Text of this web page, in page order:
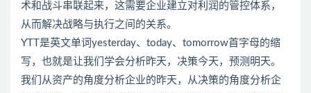
术和战斗串联起来，这需要企业建立对利润的管控体系，
从而解决战略与执行之间的关系。
YTT是英文单词yesterday、today、tomorrow首字母的缩
写，也就是让我们学会分析昨天，决策今天，预测明天。
我们从资产的角度分析企业的昨天，从决策的角度分析企